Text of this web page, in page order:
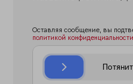
Оставляя сообщение, вы
политикой конфиденциальности